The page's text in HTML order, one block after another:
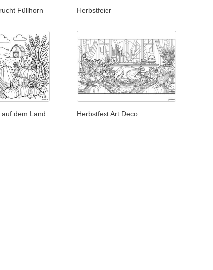
Füllhorn Herbstfeier
dem Land Herbstfest Art Deco